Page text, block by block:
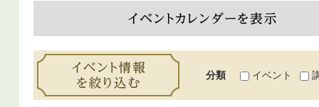
イベント情報を絞り込む
分類
イベント